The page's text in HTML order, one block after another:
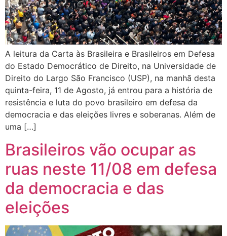
A leitura da Carta às Brasileira e Brasileiros em Defesa
do Estado Democrático de Direito, na Universidade de
Direito do Largo São Francisco (USP), na manhã desta
quinta-feira, 11 de Agosto, já entrou para a história de
resistência e luta do povo brasileiro em defesa da
democracia e das eleições livres e soberanas. Além de
uma […]
Brasileiros vão ocupar as
ruas neste 11/08 em defesa
da democracia e das
eleições